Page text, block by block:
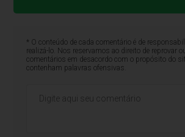
* O conteúdo de cada comentário é de
realizá-lo. Nos reservamos ao direito de reprovar
comentários em desacordo com o propósito do
contenham palavras ofensivas.